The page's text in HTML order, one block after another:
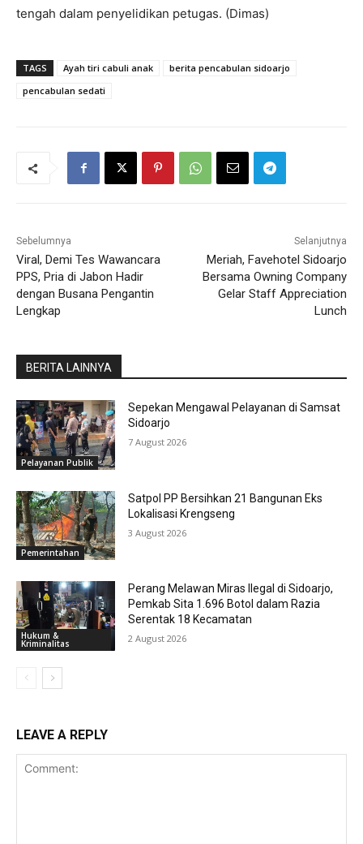
tengah dalam penyelidikan petugas. (Dimas)
TAGS Ayah tiri cabuli anak
berita pencabulan sidoarjo
pencabulan sedati
Sebelumnya
Viral, Demi Tes Wawancara
PPS, Pria di Jabon Hadir
dengan Busana Pengantin
Lengkap
Selanjutnya
Meriah, Favehotel Sidoarjo
Bersama Owning Company
Gelar Staff Appreciation
Lunch
BERITA LAINNYA
Pelayanan Publik
Sepekan Mengawal Pelayanan di Samsat
Sidoarjo
7 August 2026
Pemerintahan
Satpol PP Bersihkan 21 Bangunan Eks
Lokalisasi Krengseng
3 August 2026
Hukum &
Kriminalitas
Perang Melawan Miras Ilegal di Sidoarjo,
Pemkab Sita 1.696 Botol dalam Razia
Serentak 18 Kecamatan
2 August 2026
LEAVE A REPLY